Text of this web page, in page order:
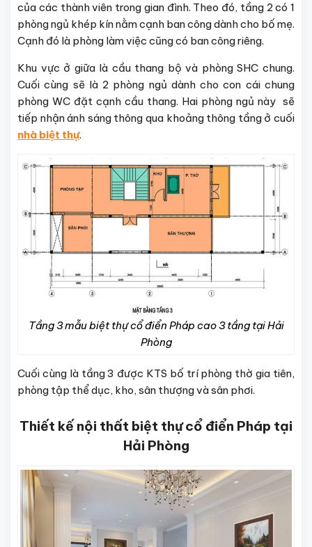
của các thành viên trong gian đình. Theo đó, tầng 2 có 1
phòng ngủ khép kín nằm cạnh ban công dành cho bố mẹ.
Cạnh đó là phòng làm việc cũng có ban công riêng.
Khu vực ở giữa là cầu thang bộ và phòng SHC chung.
Cuối cùng sẽ là 2 phòng ngủ dành cho con cái chung
phòng WC đặt cạnh cầu thang. Hai phòng ngủ này sẽ
tiếp nhận ánh sáng thông qua khoảng thông tầng ở cuối
nhà biệt thự.
Tầng 3 mẫu biệt thự cổ điển Pháp cao 3 tầng tại Hải
Phòng
Cuối cùng là tầng 3 được KTS bố trí phòng thờ gia tiên,
phòng tập thể dục, kho, sân thượng và sân phơi.
Thiết kế nội thất biệt thự cổ điển Pháp tại
Hải Phòng